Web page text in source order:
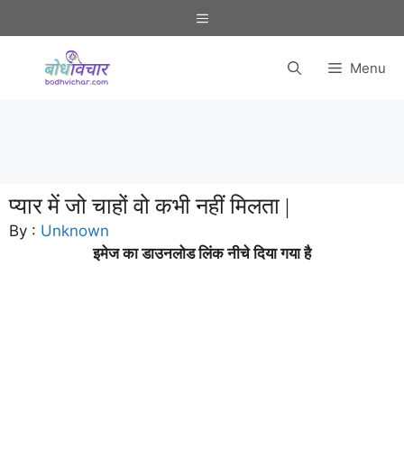
to
Menu
Menu
प्यार में जो चाहों वो कभी नहीं मिलता |
By : Unknown
इमेज का डाउनलोड लिंक नीचे दिया गया है